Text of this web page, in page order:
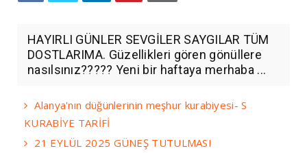
HAYIRLI GÜNLER SEVGİLER SAYGILAR TÜM
DOSTLARIMA. Güzellikleri gören gönüllere
nasılsınız????? Yeni bir haftaya merhaba ...
Alanya'nın düğünlerinin meşhur kurabiyesi- S
KURABİYE TARİFİ
21 EYLÜL 2025 GÜNEŞ TUTULMASI